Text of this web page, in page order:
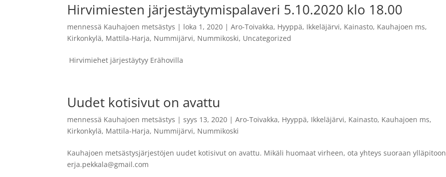
Hirvimiesten järjestäytymispalaveri 5.10.2020 klo 18.00
mennessä Kauhajoen metsästys | loka 1, 2020 |Aro-Toivakka, Hyyppä, Ikkeläjärvi, Kainasto, Kauhajoen ms,
Kirkonkylä, Mattila-Harja, Nummijärvi, Nummikoski, Uncategorized
Hirvimiehet järjestäytyy Erähovilla
Uudet kotisivut on avattu
mennessä Kauhajoen metsästys |syys 13, 2020 |Aro-Toivakka, Hyyppä, Ikkeläjärvi, Kainasto, Kauhajoen ms,
Kirkonkylä, Mattila-Harja, Nummijärvi, Nummikoski
Kauhajoen metsästysjärjestöjen uudet kotisivut on avattu. Mikäli huomaat virheen, ota yhteys suoraan ylläpitoon
erja.pekkala@gmail.com